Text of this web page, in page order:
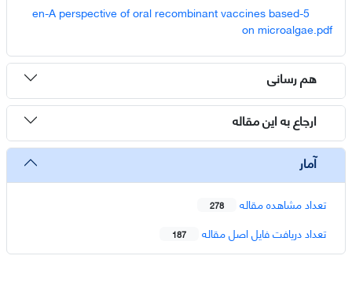
5-en-A perspective of oral recombinant vaccines based
on microalgae.pdf
هم رسانی
ارجاع به این مقاله
آمار
تعداد مشاهده مقاله 278
تعداد دریافت فایل اصل مقاله 187